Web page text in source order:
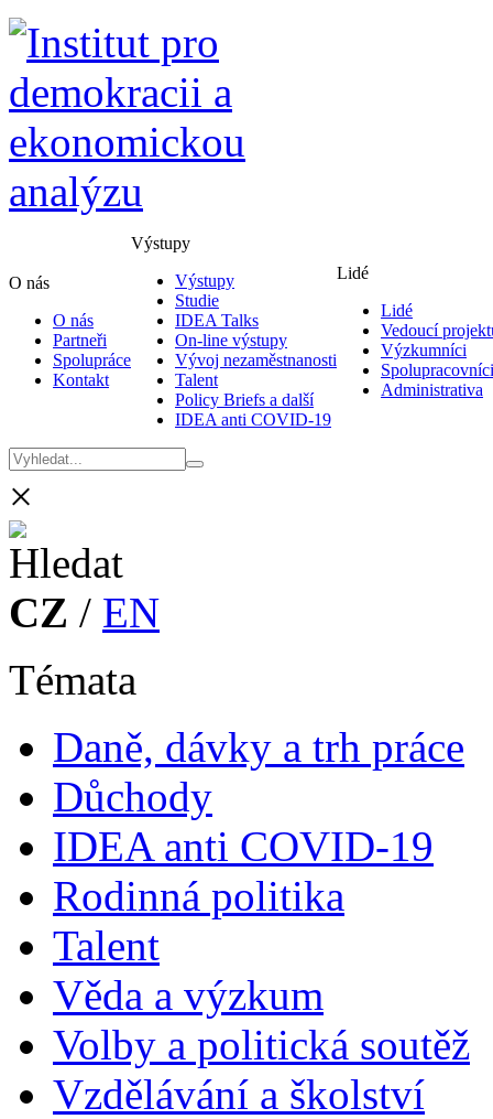
O nás
O nás
Partneři
Spolupráce
Kontakt
Výstupy
Výstupy
Studie
IDEA Talks
On-line výstupy
Vývoj nezaměstnanosti
Talent
Policy Briefs a další
IDEA anti COVID-19
Lidé
Lidé
Vedoucí
Výzkumníci
Spolupracovníci
Administrativa
×
CZ / EN
Témata
Daně, dávky a trh práce
Důchody
IDEA anti COVID-19
Rodinná politika
Talent
Věda a výzkum
Volby a politická soutěž
Vzdělávání a školství